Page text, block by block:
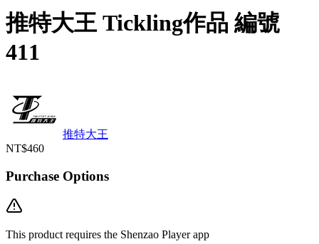
推特大王 Tickling作品 編號
411
推特大王
NT$460
Purchase Options
This product requires the Shenzao Player app